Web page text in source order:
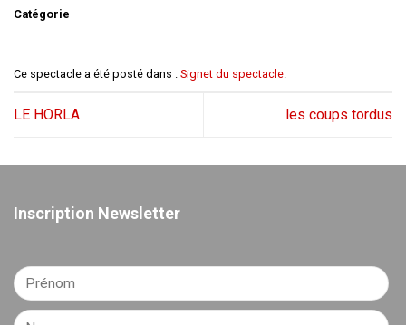
Catégorie
Ce spectacle a été posté dans . Signet du spectacle.
LE HORLA les coups tordus
Inscription Newsletter